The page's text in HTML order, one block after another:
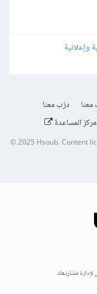
درّب معنا
مركز المساعدة
© 2025 Hsoub.Content